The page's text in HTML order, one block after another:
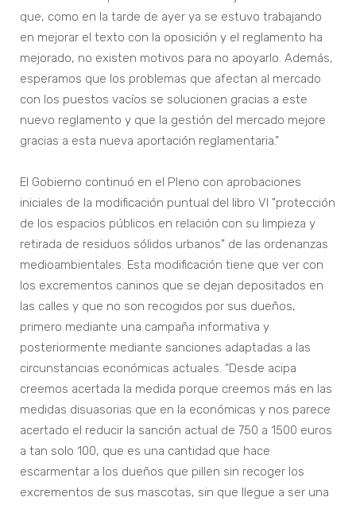
que, como en la tarde de ayer ya se estuvo trabajando
en mejorar el texto con la oposición y el reglamento ha
mejorado, no existen motivos para no apoyarlo. Además,
esperamos que los problemas que afectan al mercado
con los puestos vacíos se solucionen gracias a este
nuevo reglamento y que la gestión del mercado mejore
gracias a esta nueva aportación reglamentaria.”
El Gobierno continuó en el Pleno con aprobaciones
iniciales de la modificación puntual del libro VI "protección
de los espacios públicos en relación con su limpieza y
retirada de residuos sólidos urbanos" de las ordenanzas
medioambientales. Esta modificación tiene que ver con
los excrementos caninos que se dejan depositados en
las calles y que no son recogidos por sus dueños,
primero mediante una campaña informativa y
posteriormente mediante sanciones adaptadas a las
circunstancias económicas actuales. “Desde acipa
creemos acertada la medida porque creemos más en las
medidas disuasorias que en la económicas y nos parece
acertado el reducir la sanción actual de 750 a 1500 euros
a tan solo 100, que es una cantidad que hace
escarmentar a los dueños que pillen sin recoger los
excrementos de sus mascotas, sin que llegue a ser una